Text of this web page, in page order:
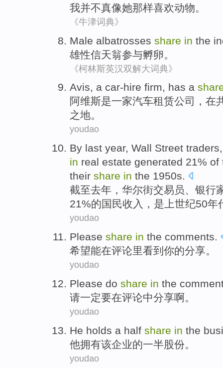
我并不真像她那样喜欢动物。
《牛津词典》
Male albatrosses share in the
雄性信天翁参与孵卵 。
《柯林斯英汉双解大词典》
Avis, a car-hire firm, has a
阿维斯是一家汽车租赁公司 ， 在
之地。
youdao
By last year, Wall Street traders
in real estate generated 21% of
their share in the 1950s.
截至去年 ， 华尔街交易员、 银行
21%的国民收入 ，是上世纪50年
youdao
Please share in the comments.
希望能在评论里看到你的分享。
youdao
Please do share in the
请一定要在评论中分享啊。
youdao
He holds a half share in the
他拥有该企业的一半 股份 。
youdao